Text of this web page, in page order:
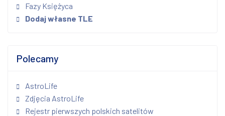
Fazy Księżyca
Dodaj własne TLE
Polecamy
AstroLife
Zdjęcia AstroLife
Rejestr pierwszych polskich satelitów